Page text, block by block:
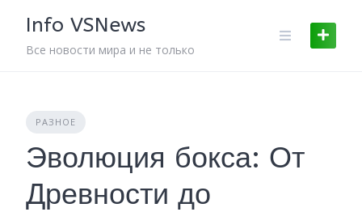
content
Info VSNews
Все новости мира и не только
РАЗНОЕ
Эволюция бокса: От
Древности до